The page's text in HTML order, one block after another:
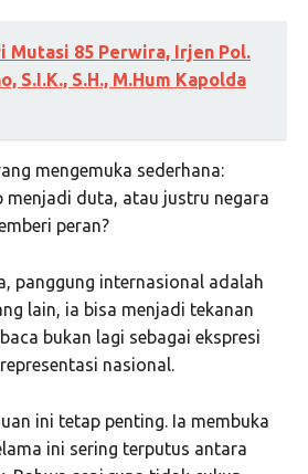
Mutasi 85 Perwira, Irjen Pol.
S.I.K., S.H., M.Hum Kapolda
mengemuka sederhana:
menjadi duta, atau justru negara
peran?
panggung internasional adalah
lain, ia bisa menjadi tekanan
bukan lagi sebagai ekspresi
nasional.
ini tetap penting. Ia membuka
ini sering terputus antara